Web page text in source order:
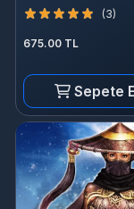
(3)
675.00 TL
Sepete